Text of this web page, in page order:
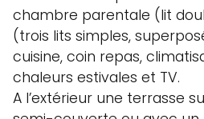
chambre parentale (lit
(trois lits simples,
cuisine, coin repas,
chaleurs estivales et TV.
A l’extérieur une terrasse